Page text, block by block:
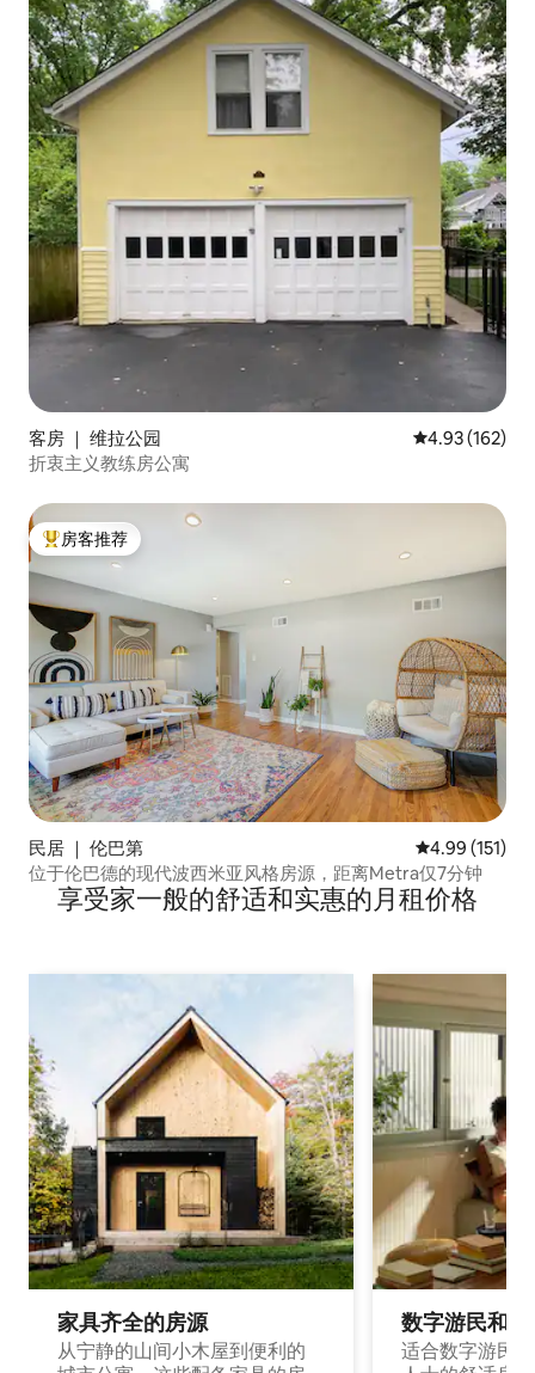
客房 ｜ 维拉公园 平均评分 4.93
4.93 (162)
折衷主义教练房公寓
热门「房客推荐」
房客推荐
民居 ｜ 伦巴第 平均评分 4.99
4.99 (151)
位于伦巴德的现代波西米亚风格房源，距离Metra仅7分钟
享受家一般的舒适和实惠的月租价格
家具齐全的房源
从宁静的山间小木屋到便利的
数字游民和
适合数字游民